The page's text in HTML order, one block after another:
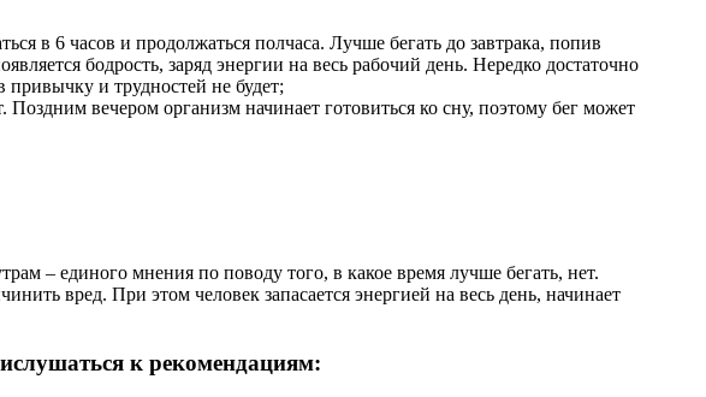
в 6 часов и продолжаться полчаса. Лучше бегать до завтрака, попив
бодрость, заряд энергии на весь рабочий день. Нередко достаточно
и трудностей не будет;
вечером организм начинает готовиться ко сну, поэтому бег может
– единого мнения по поводу того, в какое время лучше бегать, нет.
вред. При этом человек запасается энергией на весь день, начинает
к рекомендациям: